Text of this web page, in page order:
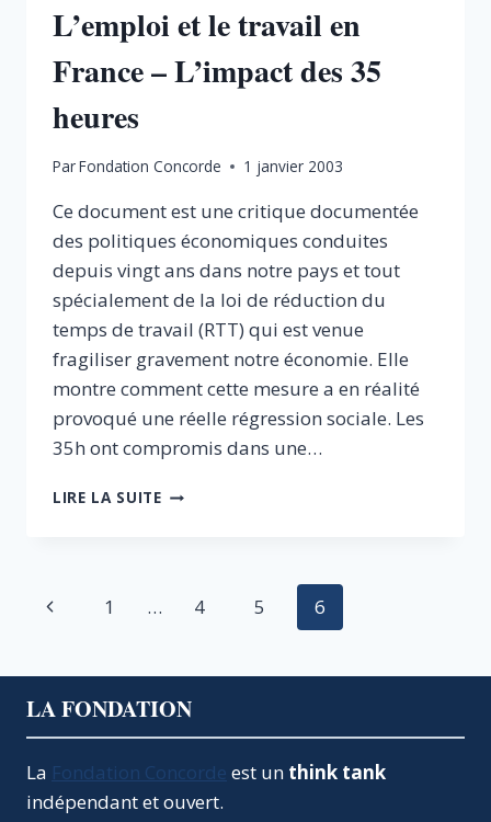
L’emploi et le travail en
France – L’impact des 35
heures
ParFondation Concorde 1 janvier 2003
Ce document est une critique documentée
des politiques économiques conduites
depuis vingt ans dans notre pays et tout
spécialement de la loi de réduction du
temps de travail (RTT) qui est venue
fragiliser gravement notre économie. Elle
montre comment cette mesure a en réalité
provoqué une réelle régression sociale. Les
35h ont compromis dans une…
LIRE LA SUITEL’EMPLOI
FRANCE
DES
35
HEURES
Navigation
page
Page
1 … 4 5 6
LA FONDATION
La Fondation Concorde est un think tank
indépendant et ouvert.